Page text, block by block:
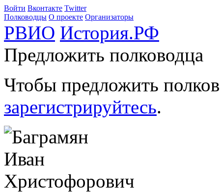
Войти Вконтакте Twitter
Полководцы О проекте Организаторы
РВИО История.РФ
Предложить полководца
Чтобы предложить
зарегистрируйтесь.